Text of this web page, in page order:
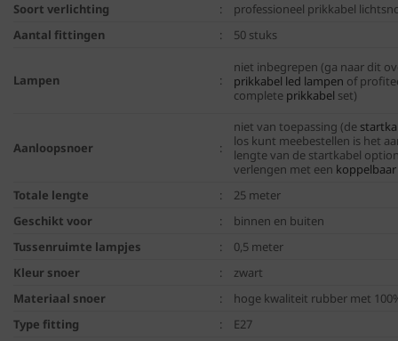
Soort verlichting
:
professioneel prikkabel
Aantal fittingen
: 50 stuks
Lampen :
niet inbegrepen (ga naar dit
prikkabel led lampen of
complete prikkabel set)
Aanloopsnoer :
niet van toepassing (de
los kunt meebestellen is het
lengte van de startkabel
verlengen met een
Totale lengte
:
25 meter
Geschikt voor
:
binnen en buiten
Tussenruimte lampjes
:
0,5 meter
Kleur snoer
:
zwart
Materiaal snoer
:
hoge kwaliteit rubber met
Type fitting
: E27